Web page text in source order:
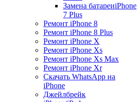
Замена батареиiPhone
7 Plus
Ремонт iPhone 8
Ремонт iPhone 8 Plus
Ремонт iPhone X
Ремонт iPhone Xs
Ремонт iPhone Xs Max
Ремонт iPhone Xr
Скачать WhatsApp на
iPhone
Джейлбрейк